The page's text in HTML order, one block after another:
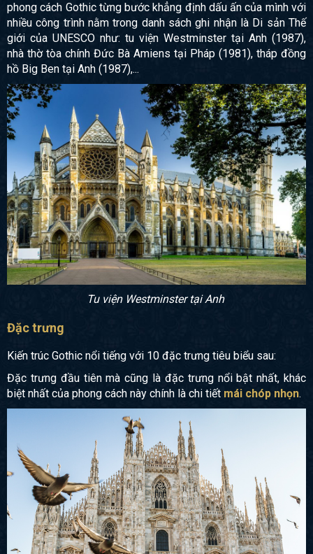
phong cách Gothic từng bước khẳng định dấu ấn của mình với
nhiều công trình nằm trong danh sách ghi nhận là Di sản Thế
giới của UNESCO như: tu viện Westminster tại Anh (1987),
nhà thờ tòa chính Đức Bà Amiens tại Pháp (1981), tháp đồng
hồ Big Ben tại Anh (1987),...
Tu viện Westminster tại Anh
Đặc trưng
Kiến trúc Gothic nổi tiếng với 10 đặc trưng tiêu biểu sau:
Đặc trưng đầu tiên mà cũng là đặc trưng nổi bật nhất, khác
biệt nhất của phong cách này chính là chi tiết mái chóp nhọn.